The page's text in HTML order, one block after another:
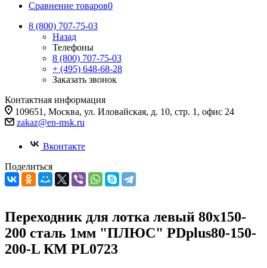
Сравнение товаров0
8 (800) 707-75-03
Назад
Телефоны
8 (800) 707-75-03
+ (495) 648-68-28
Заказать звонок
Контактная информация
109651, Москва, ул. Иловайская, д. 10, стр. 1, офис 24
zakaz@en-msk.ru
Вконтакте
Поделиться
Переходник для лотка левый 80х150-
200 сталь 1мм "ПЛЮС" PDplus80-150-
200-L КМ PL0723